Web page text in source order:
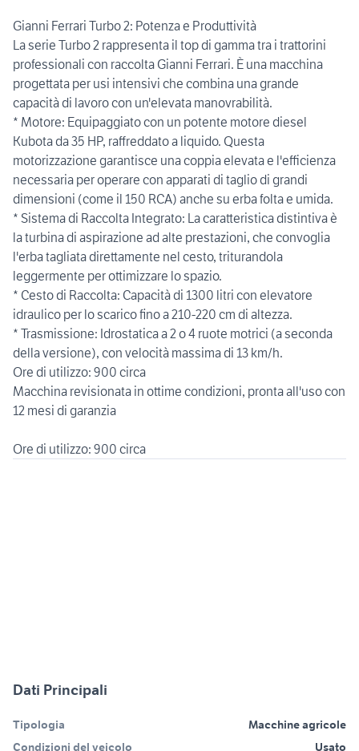
Gianni Ferrari Turbo 2: Potenza e Produttività
La serie Turbo 2 rappresenta il top di gamma tra i trattorini
professionali con raccolta Gianni Ferrari. È una macchina
progettata per usi intensivi che combina una grande
capacità di lavoro con un'elevata manovrabilità.
* Motore: Equipaggiato con un potente motore diesel
Kubota da 35 HP, raffreddato a liquido. Questa
motorizzazione garantisce una coppia elevata e l'efficienza
necessaria per operare con apparati di taglio di grandi
dimensioni (come il 150 RCA) anche su erba folta e umida.
* Sistema di Raccolta Integrato: La caratteristica distintiva è
la turbina di aspirazione ad alte prestazioni, che convoglia
l'erba tagliata direttamente nel cesto, triturandola
leggermente per ottimizzare lo spazio.
* Cesto di Raccolta: Capacità di 1300 litri con elevatore
idraulico per lo scarico fino a 210-220 cm di altezza.
* Trasmissione: Idrostatica a 2 o 4 ruote motrici (a seconda
della versione), con velocità massima di 13 km/h.
Ore di utilizzo: 900 circa
Macchina revisionata in ottime condizioni, pronta all'uso con
12 mesi di garanzia
Dati Principali
Tipologia
Macchine agricole
Condizioni del veicolo
Usato